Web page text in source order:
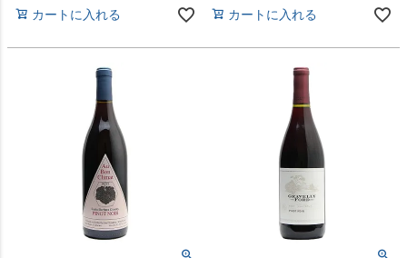
カートに入れる カートに入れる